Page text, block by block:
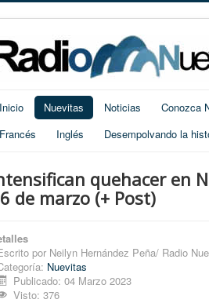
Inicio Nuevitas Noticias Conozca
Francés
Inglés Desempolvando la
quehacer en
de marzo (+ Post)
por Neilyn Hernández Peña/ Radio
Nuevitas
Publicado: 04 Marzo 2023
Visto: 376